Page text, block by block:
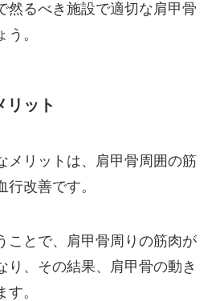
然るべき施設で適切な肩甲骨
。
リット
メリットは、肩甲骨周囲の筋
改善です。
ことで、肩甲骨周りの筋肉が
り、その結果、肩甲骨の動き
。